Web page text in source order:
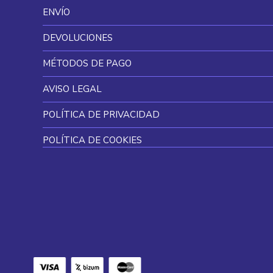
ENVÍO
DEVOLUCIONES
MÉTODOS DE PAGO
AVISO LEGAL
POLÍTICA DE PRIVACIDAD
POLÍTICA DE COOKIES